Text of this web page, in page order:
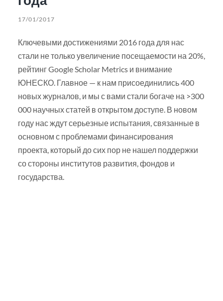
17/01/2017
Ключевыми достижениями 2016 года для нас
стали не только увеличение посещаемости на 20%,
рейтинг Google Scholar Metrics и внимание
ЮНЕСКО. Главное — к нам присоединились 400
новых журналов, и мы с вами стали богаче на >300
000 научных статей в открытом доступе. В новом
году нас ждут серьезные испытания, связанные в
основном с проблемами финансирования
проекта, который до сих пор не нашел поддержки
со стороны институтов развития, фондов и
государства.